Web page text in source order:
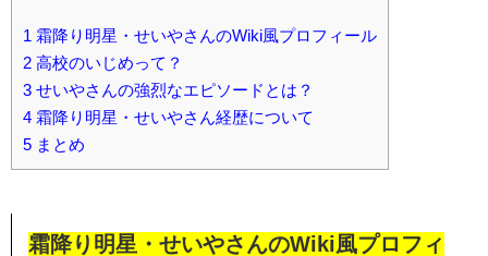
1 霜降り明星・せいやさんのWiki風プロフィール
2 高校のいじめって？
3 せいやさんの強烈なエピソードとは？
4 霜降り明星・せいやさん経歴について
5 まとめ
霜降り明星・せいやさんのWiki風プロフィ